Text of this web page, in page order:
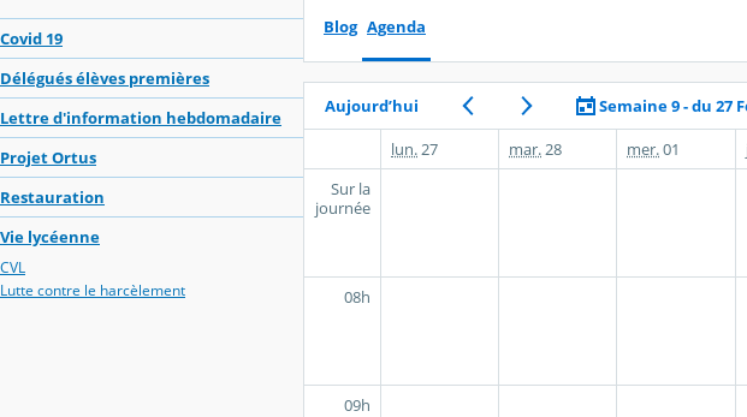
Covid 19
Délégués élèves premières
Lettre d'information hebdomadaire
Projet Ortus
Restauration
Vie lycéenne
CVL
Lutte contre le harcèlement
Blog Agenda
Aujourd’hui Semaine 9 - du 27
lun. 27 mar. 28 mer.01
Sur la
journée
08h
09h